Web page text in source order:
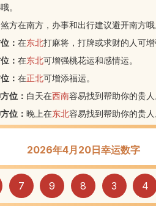
。
方在南方，办事和出行建议避开南方哦
： 在东北打麻将，打牌或求财的人可增
： 在东北可增强桃花运和感情运。
： 在正北可增添福运。
位： 白天在西南容易找到帮助你的贵人
位： 晚上在东北容易找到帮助你的贵人
2026年4月20日幸运数字
7 9 8 3 4